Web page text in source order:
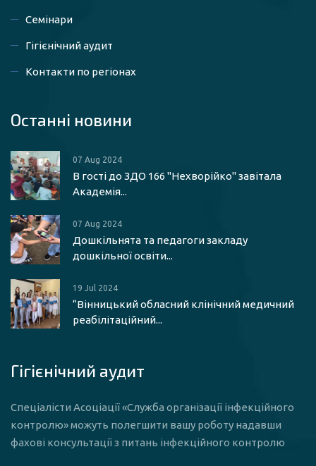
Семінари
Гігієнічний аудит
Контакти по регіонах
Останні новини
07 Aug 2024
В гості до ЗДО 166 "Нехворійко" завітала
Академія...
07 Aug 2024
Дошкільнята та педагоги закладу
дошкільної освіти...
19 Jul 2024
“Вінницький обласний клінічний медичний
реабілітаційний...
Гігієнічний аудит
Спеціалісти Асоціації «Служба організації інфекційного
контролю» можуть полегшити вашу роботу надавши
фахові консультації з питань інфекційного контролю